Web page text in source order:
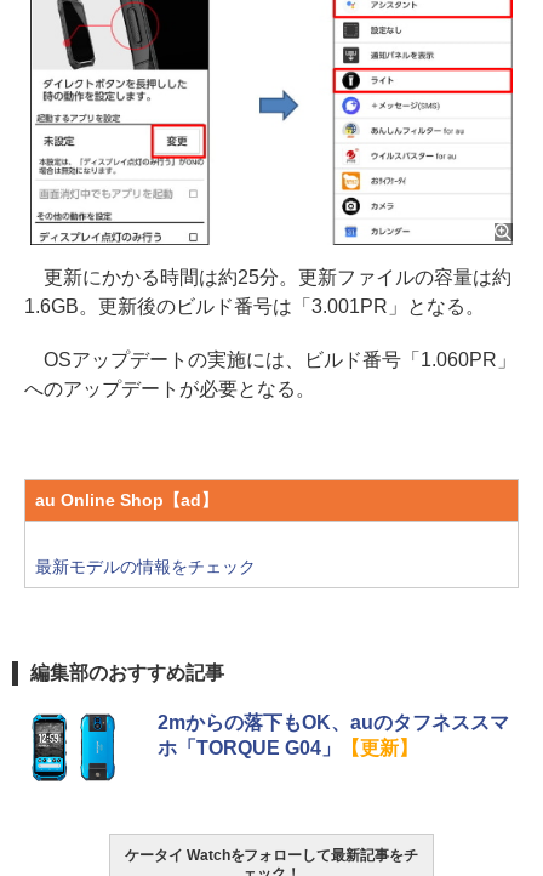
更新にかかる時間は約25分。更新ファイルの容量は約
1.6GB。更新後のビルド番号は「3.001PR」となる。
OSアップデートの実施には、ビルド番号「1.060PR」
へのアップデートが必要となる。
au Online Shop【ad】
最新モデルの情報をチェック
編集部のおすすめ記事
2mからの落下もOK、auのタフネススマ
ホ「TORQUE G04」
【更新】
ケータイ Watchをフォローして最新記事をチ